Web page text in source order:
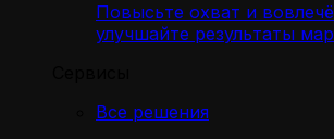
Повысьте охват и
улучшайте результаты
Все решения